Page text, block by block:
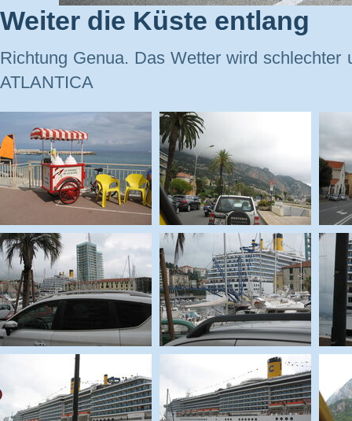
Weiter die Küste entlang
Richtung Genua. Das Wetter wird schlechter
ATLANTICA